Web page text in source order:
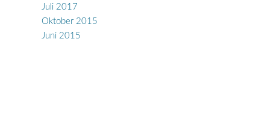
Juli 2017
Oktober 2015
Juni 2015